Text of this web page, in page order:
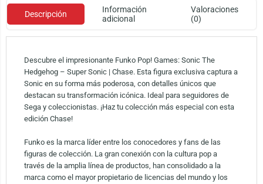
Descripción
Información
adicional
Valoraciones
(0)
Descubre el impresionante Funko Pop! Games: Sonic The
Hedgehog – Super Sonic | Chase. Esta figura exclusiva captura a
Sonic en su forma más poderosa, con detalles únicos que
destacan su transformación icónica. Ideal para seguidores de
Sega y coleccionistas. ¡Haz tu colección más especial con esta
edición Chase!
Funko es la marca líder entre los conocedores y fans de las
figuras de colección. La gran conexión con la cultura pop a
través de la amplia línea de productos, han consolidado a la
marca como el mayor propietario de licencias del mundo y los